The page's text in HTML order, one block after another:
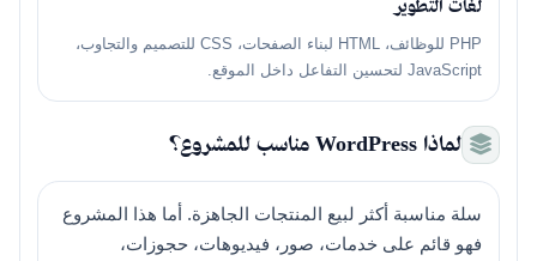
لغات التطوير
PHP للوظائف، HTML لبناء الصفحات، CSS للتصميم والتجاوب،
JavaScript لتحسين التفاعل داخل الموقع.
لماذا WordPress مناسب للمشروع؟
سلة مناسبة أكثر لبيع المنتجات الجاهزة. أما هذا المشروع
فهو قائم على خدمات، صور، فيديوهات، حجوزات،